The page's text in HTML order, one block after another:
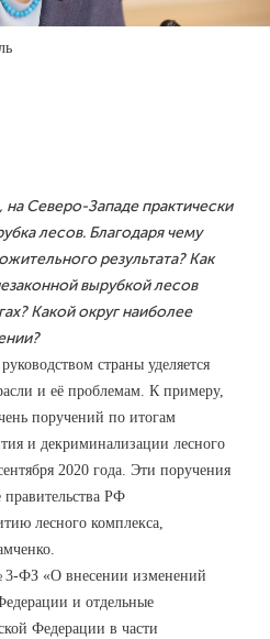
Северо-Западе практически
лесов. Благодаря чему
результата? Как
вырубкой лесов
Какой округ наиболее
страны уделяется
и её проблемам. К примеру,
поручений по итогам
и декриминализации лесного
2020 года. Эти поручения
РФ
лесного комплекса,
ФЗ «О внесении изменений
и отдельные
Федерации в части